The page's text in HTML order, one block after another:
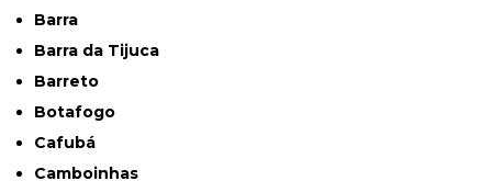
Barra
Barra da Tijuca
Barreto
Botafogo
Cafubá
Camboinhas